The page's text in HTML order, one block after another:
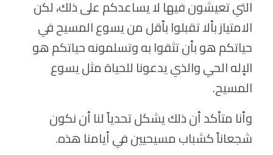
التي تعيشون فيها لا يساعدكم على ذلك، لكن
الامتياز بألا تقبلوا بأقل من يسوع المسيح في
حياتكم هو بأن تثقوا به وتسلمونه حياتكم هو
الإله الحي والذي يدعونا للحياة مثل يسوع
المسيح.
وأنا متأكد أن ذلك يشكل تحدياً لنا أن نكون
شجعاناً كشباب مسيحيين في أيامنا هذه.